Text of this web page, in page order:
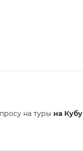
на туры на Кубу